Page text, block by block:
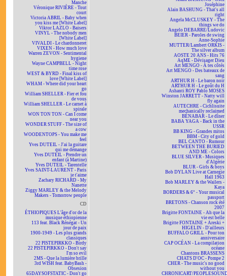
Manche
Véronique RIVIÈRE - Tout
court
Victoria ABRIL - Baby when
you kiss me [White Label]
Viktor LAZLO - Baisers
VINYL - The nobody men
[White Label]
VIVALDI - Le chardonneret
VIXEN - How much love
Warren ZEVON - Sentimental
hygiene
Wayne CAMPBELL - Night
time rose
WEST & BYRD - Final kiss of
love [White Label]
WHAM - Where did your heart
go
William SHELLER - Fier et fou
de vous
William SHELLER - Le carnet à
spirale
WON TON TON - Can I come
near you
WONDER STUFF - The size of
a cow
WOODENTOPS - You make me
feel
Yves DUTEIL - J'ai la guitare
qui me démange
Yves DUTEIL - Prendre un
enfant (à Martine)
Yves DUTEIL - Tarentelle
Yves SAINT-LAURENT - Paris
je t'aime
Zachary RICHARD - My
Nanette
Ziggy MARLEY & the Melody
Makers - Tomorrow people
CD
ÉTHIOPIQUES L'âge d'or de la
musique éthiopienne
113 feat. Black Rénégat - Un
jour de paix
1900-1949 - Les plus grands
classiques
22 PISTEPIRKKO - Birdy
22 PISTEPIRKKO - Don't say
I'm so evil
2MS - Que la lumière brille
3rd WISH feat. BabyBash -
Obsesion
65DAYSOFSTATIC - Don't go
Joséphine
Alain BASHUNG - That's all
right
Angela McCLUSKEY - The
things we do
Angelo DEBARRE/Ludovic
BEIER - Paroles de swing
Anne-Sophie
MUTTER/Lambert ORKIS -
The silver album
AOSTE 20 ANS - Hits 76
AqME - Dévisager Dieu
Art MENGO - À tes côtés
Art MENGO - Des bateaux de
sang
ARTHUR H - Le baron noir
ARTHUR H - Le goût du H
Ashanti ROY Pablo MOSES
Winston JARRETT - Natty will
fly again
AUTECHRE - Cichlisuite
mechanically reclaimed
BÉNABAR - Le dîner
BABA YAGA - Back in the
USSR
BB KING - Grandes mitos
BBM - City of gold
BEL CANTO - Rumour
BETWEEN THE BURIED
AND ME - Colors
BLUE SILVER - Musiques
d'Algérie
BLUR - Girls & boys
Bob DYLAN Live at Carnegie
Hall 1963
Bob MARLEY & the Wailers -
Kaya
BORDERS & 6° - Your musical
passport
BRETONS - Chanson rock été
2007
Brigitte FONTAINE - Ah que la
vie est belle
Brigitte FONTAINE + Areski +
HIGELIN - D'ailleurs
BUFFALO GRILL - Pour ton
anniversaire
CAP OCÉAN - La compilation
océane
Chantons BRASSENS
CHATS D'OC - Pompe 2
CHER - The music's no good
without you
CHRONICART/